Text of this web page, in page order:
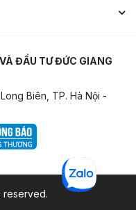
ĐẦU TƯ ĐỨC GIANG
Biên, TP. Hà Nội -
reserved.